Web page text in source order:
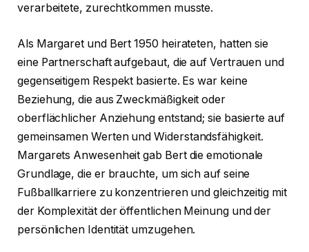
verarbeitete, zurechtkommen musste.
Als Margaret und Bert 1950 heirateten, hatten sie
eine Partnerschaft aufgebaut, die auf Vertrauen und
gegenseitigem Respekt basierte. Es war keine
Beziehung, die aus Zweckmäßigkeit oder
oberflächlicher Anziehung entstand; sie basierte auf
gemeinsamen Werten und Widerstandsfähigkeit.
Margarets Anwesenheit gab Bert die emotionale
Grundlage, die er brauchte, um sich auf seine
Fußballkarriere zu konzentrieren und gleichzeitig mit
der Komplexität der öffentlichen Meinung und der
persönlichen Identität umzugehen.